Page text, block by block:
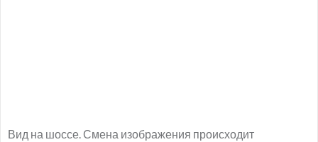
Вид на шоссе. Смена изображения происходит